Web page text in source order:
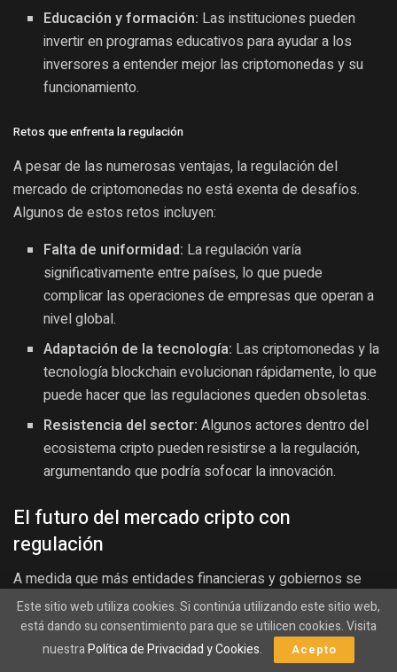
Educación y formación: Las instituciones pueden
invertir en programas educativos para ayudar a los
inversores a entender mejor las criptomonedas y su
funcionamiento.
Retos que enfrenta la regulación
A pesar de las numerosas ventajas, la regulación del
mercado de criptomonedas no está exenta de desafíos.
Algunos de estos retos incluyen:
Falta de uniformidad: La regulación varía
significativamente entre países, lo que puede
complicar las operaciones de empresas que operan a
nivel global.
Adaptación de la tecnología: Las criptomonedas y la
tecnología blockchain evolucionan rápidamente, lo que
puede hacer que las regulaciones queden obsoletas.
Resistencia del sector: Algunos actores dentro del
ecosistema cripto pueden resistirse a la regulación,
argumentando que podría sofocar la innovación.
El futuro del mercado cripto con
regulación
A medida que más entidades financieras y gobiernos se
involucran en la regulación del mercado de criptomonedas,
es probable que veamos un aumento en la adopción y la
legitimidad de estos activos. La clave para el futuro radica
Este sitio web utiliza cookies. Si continúa utilizando este sitio web,
está dando su consentimiento para que se utilicen cookies. Visita
nuestraPolítica de Privacidad y Cookies. Acepto